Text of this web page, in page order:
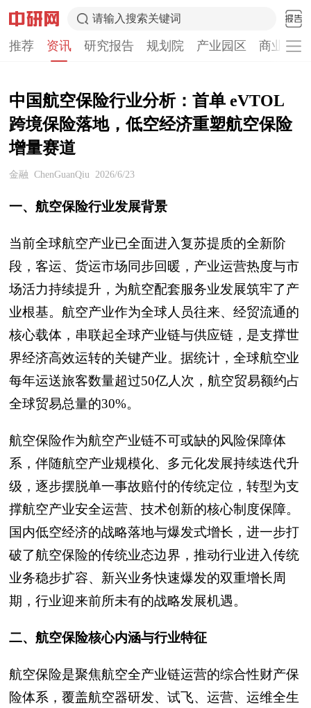
请输入搜索关键词
推荐 资讯 研究报告 规划院 产业园区 商业计
中国航空保险行业分析：首单 eVTOL
跨境保险落地，低空经济重塑航空保险
增量赛道
金融 ChenGuanQiu 2026/6/23
一、航空保险行业发展背景
当前全球航空产业已全面进入复苏提质的全新阶
段，客运、货运市场同步回暖，产业运营热度与市
场活力持续提升，为航空配套服务业发展筑牢了产
业根基。航空产业作为全球人员往来、经贸流通的
核心载体，串联起全球产业链与供应链，是支撑世
界经济高效运转的关键产业。据统计，全球航空业
每年运送旅客数量超过50亿人次，航空贸易额约占
全球贸易总量的30%。
航空保险作为航空产业链不可或缺的风险保障体
系，伴随航空产业规模化、多元化发展持续迭代升
级，逐步摆脱单一事故赔付的传统定位，转型为支
撑航空产业安全运营、技术创新的核心制度保障。
国内低空经济的战略落地与爆发式增长，进一步打
破了航空保险的传统业态边界，推动行业进入传统
业务稳步扩容、新兴业务快速爆发的双重增长周
期，行业迎来前所未有的战略发展机遇。
二、航空保险核心内涵与行业特征
航空保险是聚焦航空全产业链运营的综合性财产保
险体系，覆盖航空器研发、试飞、运营、运维全生